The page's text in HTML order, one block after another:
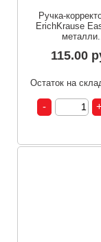
Ручка-
ErichKrause
металли...
115.00
Остаток на